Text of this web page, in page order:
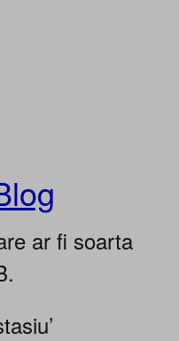
ar fi soarta